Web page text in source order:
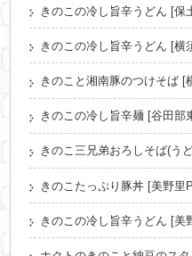
きのこの冷し旨辛うどん [保
きのこの冷し旨辛うどん [横
きのこと湘南豚のつけそば [
きのこの冷し旨辛麺 [谷田部
きのこ三兄弟おろしそば(う
きのこたっぷり豚丼 [美野里
きのこの冷し旨辛うどん [美